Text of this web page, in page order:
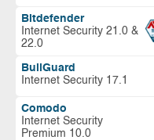
Bitdefender
Internet Security 21.0 &
22.0
BullGuard
Internet Security 17.1
Comodo
Internet Security
Premium 10.0